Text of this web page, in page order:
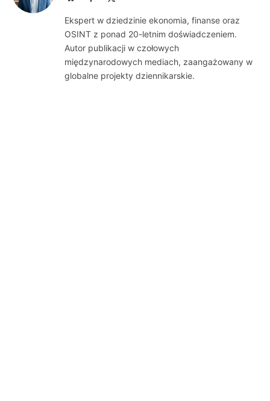
Ekspert w dziedzinie ekonomia, finanse oraz
OSINT z ponad 20-letnim doświadczeniem.
Autor publikacji w czołowych
międzynarodowych mediach, zaangażowany w
globalne projekty dziennikarskie.